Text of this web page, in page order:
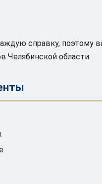
справку, поэтому
Челябинской области.